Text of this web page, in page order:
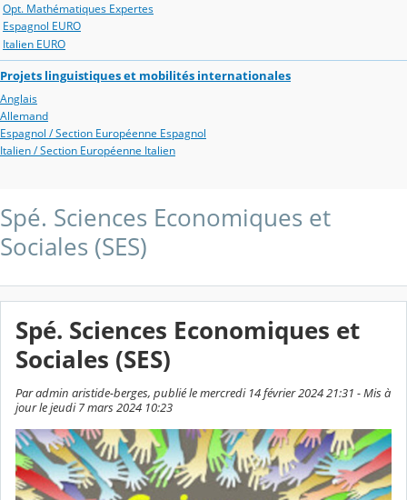
Opt. Mathématiques Expertes
Espagnol EURO
Italien EURO
Projets linguistiques et mobilités internationales
Anglais
Allemand
Espagnol / Section Européenne Espagnol
Italien / Section Européenne Italien
Spé. Sciences Economiques et
Sociales (SES)
Spé. Sciences Economiques et
Sociales (SES)
Par admin aristide-berges, publié le mercredi 14 février 2024 21:31 - Mis à
jour le jeudi 7 mars 2024 10:23